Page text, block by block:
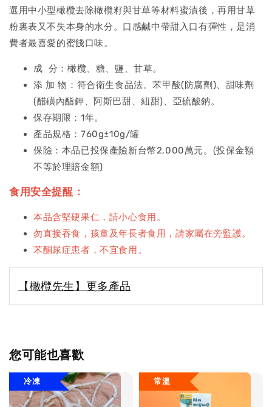
選用中小型橄欖去除橄欖籽與甘草等材料蜜漬後，再用甘草
粉裏表又不失本身的水分。口感鹹中帶甜入口有彈性，是消
費者最喜愛的蜜餞口味。
成 分：橄欖、糖、鹽、甘草。
添 加 物：符合衛生食品法。苯甲酸(防腐劑)、甜味劑
(醋磺內酯鉀、阿斯巴甜、紐甜)、亞硫酸鈉。
保存期限：1年。
產品規格：760g±10g/罐
保險：本品已投保產險新台幣2,000萬元。(投保金額
不等於理賠金額)
食用安全提醒：
本品含堅硬果仁，請小心食用。
勿直接吞食，孩童及年長者食用，請家屬在旁監護。
苯酮尿症患者，不宜食用。
【橄欖先生】更多產品
您可能也喜歡
冷凍 常溫